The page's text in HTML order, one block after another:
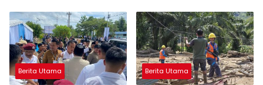
Berita Utama Berita Utama